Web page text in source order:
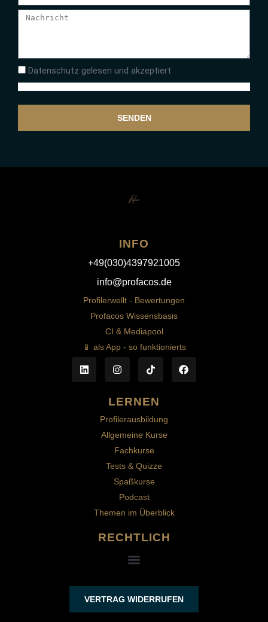
Datenschutz gelesen und akzeptiert
SENDEN
INFO
+49(030)4397921005
info@profacos.de
Profilerwellt - Bewertungen
Profacos Wissensbasis
CI & Mediapool
📱 als App - so funktionierts
LERNEN
Profilerausbildung
Allgemeine Kurse
Fachkurse
Tests & Quizze
Spaßkurse
Podcast
Themen im Überblick
RECHTLICH
VERTRAG WIDERRUFEN